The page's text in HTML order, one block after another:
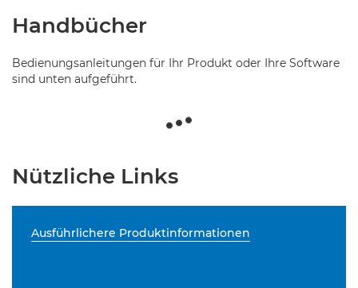
Handbücher
Bedienungsanleitungen für Ihr Produkt oder Ihre Software
sind unten aufgeführt.
Nützliche Links
Ausführlichere Produktinformationen